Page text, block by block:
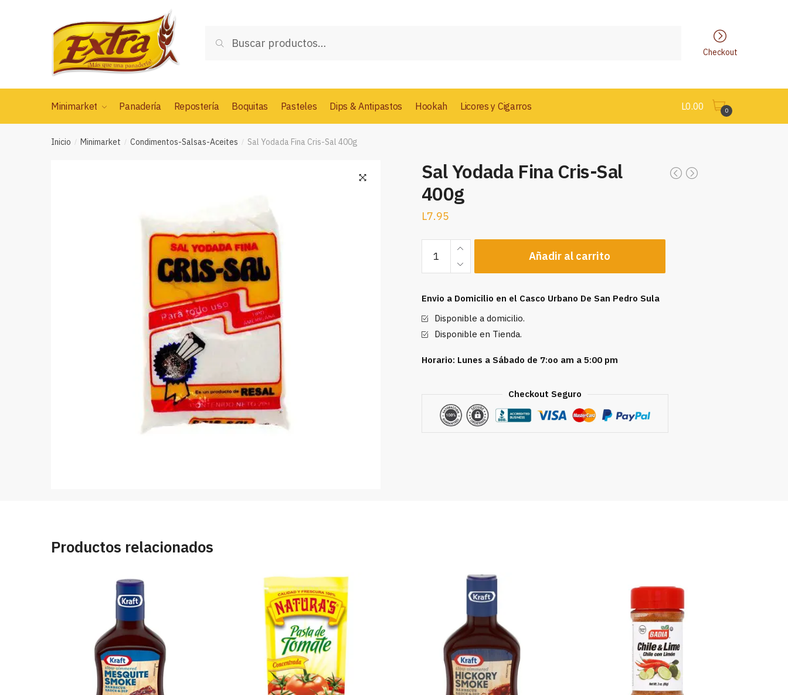
por:
Buscar
Checkout
Minimarket Panadería Repostería Boquitas Pasteles Dips & Antipastos Hookah Licores y Cigarros L0.00 0
Inicio / Minimarket / Condimentos-Salsas-Aceites / Sal Yodada Fina Cris-Sal 400g
Sal Yodada Fina Cris-Sal
400g
L7.95
Yodada
Fina
Sal
400g
cantidad
Añadir al carrito
Envio a Domicilio en el Casco Urbano De San Pedro Sula
Disponible a domicilio.
Disponible en Tienda.
Horario: Lunes a Sábado de 7:oo am a 5:00 pm
Checkout Seguro
Productos relacionados